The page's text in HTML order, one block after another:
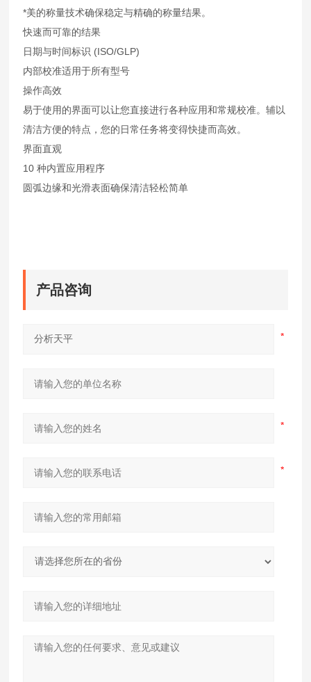
*美的称量技术确保稳定与精确的称量结果。
快速而可靠的结果
日期与时间标识 (ISO/GLP)
内部校准适用于所有型号
操作高效
易于使用的界面可以让您直接进行各种应用和常规校准。辅以
清洁方便的特点，您的日常任务将变得快捷而高效。
界面直观
10 种内置应用程序
圆弧边缘和光滑表面确保清洁轻松简单
产品咨询